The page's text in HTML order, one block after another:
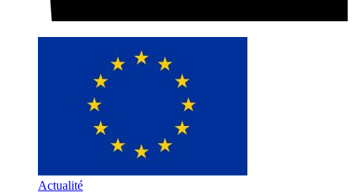
Actualité